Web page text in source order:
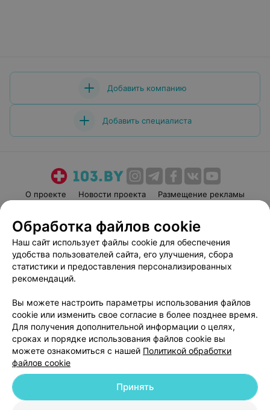
Добавить компанию
Добавить специалиста
О проекте Новости проекта
Размещение рекламы
Пользовательское соглашение
Способы оплаты
Вакансии
Партнеры
Написать руководителю 103.by
Обработка персональных данных
© 2026 ООО «Артокс Лаб», УНП 191700409
| 220012, Республика Беларусь,
Обработка файлов cookie
Наш сайт использует файлы cookie для обеспечения
удобства пользователей сайта, его улучшения, сбора
статистики и предоставления персонализированных
рекомендаций.
Вы можете настроить параметры использования файлов
cookie или изменить свое согласие в более позднее время.
Для получения дополнительной информации о целях,
сроках и порядке использования файлов cookie вы
можете ознакомиться с нашей Политикой обработки
файлов cookie
Принять